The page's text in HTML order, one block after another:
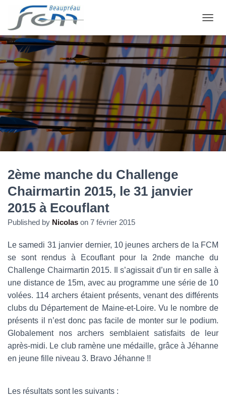
2ème manche du Challenge
Chairmartin 2015, le 31 janvier
2015 à Ecouflant
Published by Nicolas on 7 février 2015
Le samedi 31 janvier dernier, 10 jeunes archers de la FCM
se sont rendus à Ecouflant pour la 2nde manche du
Challenge Chairmartin 2015. Il s’agissait d’un tir en salle à
une distance de 15m, avec au programme une série de 10
volées. 114 archers étaient présents, venant des différents
clubs du Département de Maine-et-Loire. Vu le nombre de
présents il n’est donc pas facile de monter sur le podium.
Globalement nos archers semblaient satisfaits de leur
après-midi. Le club ramène une médaille, grâce à Jéhanne
en jeune fille niveau 3. Bravo Jéhanne !!
Les résultats sont les suivants :